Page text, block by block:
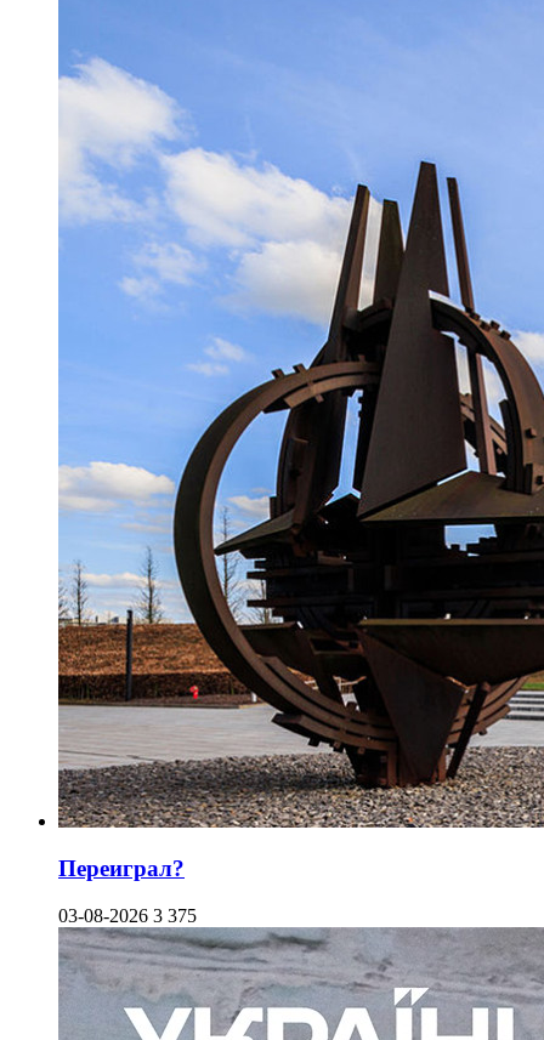
Переиграл?
03-08-2026 3 375